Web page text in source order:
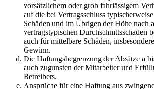
vorsätzlichem oder grob fahrlässigem
auf die bei Vertragsschluss
Schäden und im Übrigen der Höhe nach
vertragstypischen Durchschnittsschäden
auch für mittelbare Schäden,
Gewinn.
Die Haftungsbegrenzung der Absätze a
auch zugunsten der Mitarbeiter und
Betreibers.
Ansprüche für eine Haftung aus